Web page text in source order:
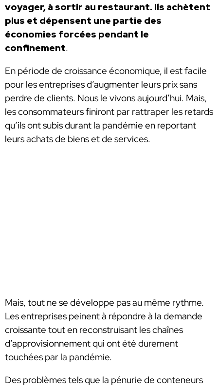
voyager, à sortir au restaurant. Ils achètent
plus et dépensent une partie des
économies forcées pendant le
confinement.
En période de croissance économique, il est facile
pour les entreprises d’augmenter leurs prix sans
perdre de clients. Nous le vivons aujourd’hui. Mais,
les consommateurs finiront par rattraper les retards
qu’ils ont subis durant la pandémie en reportant
leurs achats de biens et de services.
Mais, tout ne se développe pas au même rythme.
Les entreprises peinent à répondre à la demande
croissante tout en reconstruisant les chaînes
d’approvisionnement qui ont été durement
touchées par la pandémie.
Des problèmes tels que la pénurie de conteneurs